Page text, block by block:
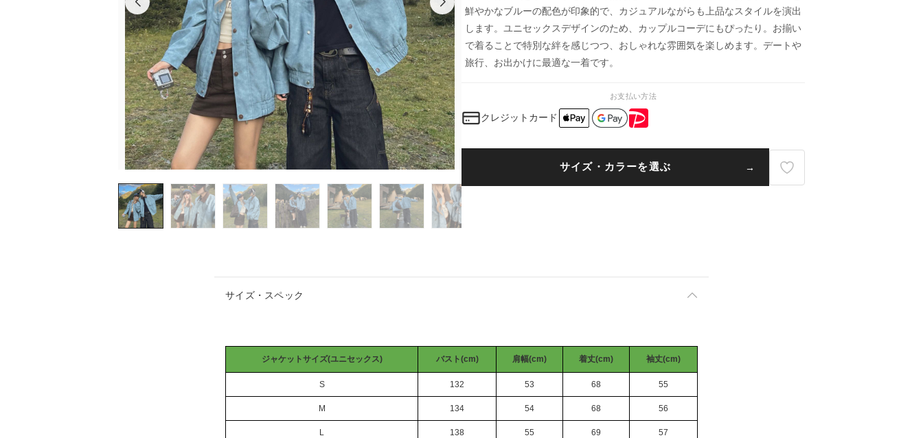
鮮やかなブルーの配色が印象的で、カジュアルながらも上品なスタイルを演出
します。ユニセックスデザインのため、カップルコーデにもぴったり。お揃い
で着ることで特別な絆を感じつつ、おしゃれな雰囲気を楽しめます。デートや
旅行、お出かけに最適な一着です。
お支払い方法
クレジットカード
サイズ・カラーを選ぶ
サイズ・スペック
ジャケットサイズ(ユニセックス) バスト(cm) 肩幅(cm) 着丈(cm) 袖丈(cm)
S 132 53 68 55
M 134 54 68 56
L 138 55 69 57